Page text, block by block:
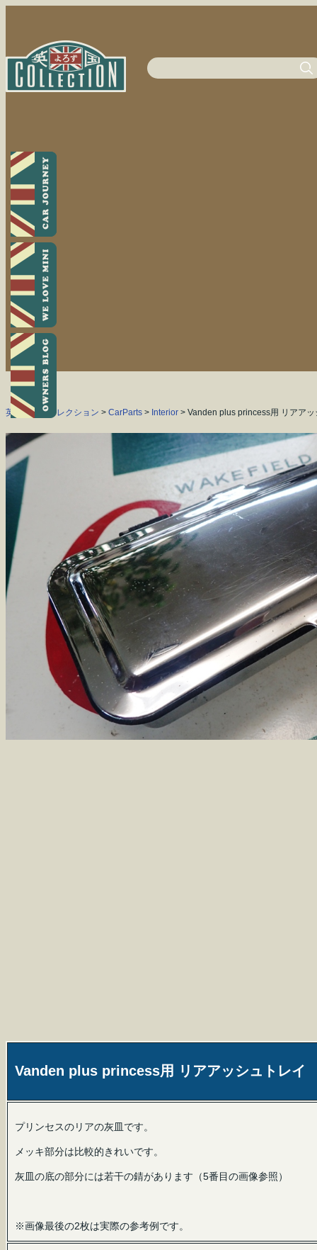
英国よろずコレクション > CarParts > Interior > Vanden plus princess用 リアアッ
Vanden plus princess用 リアアッシュトレイ
プリンセスのリアの灰皿です。
メッキ部分は比較的きれいです。
灰皿の底の部分には若干の錆があります（5番目の画像参照）
※画像最後の2枚は実際の参考例です。